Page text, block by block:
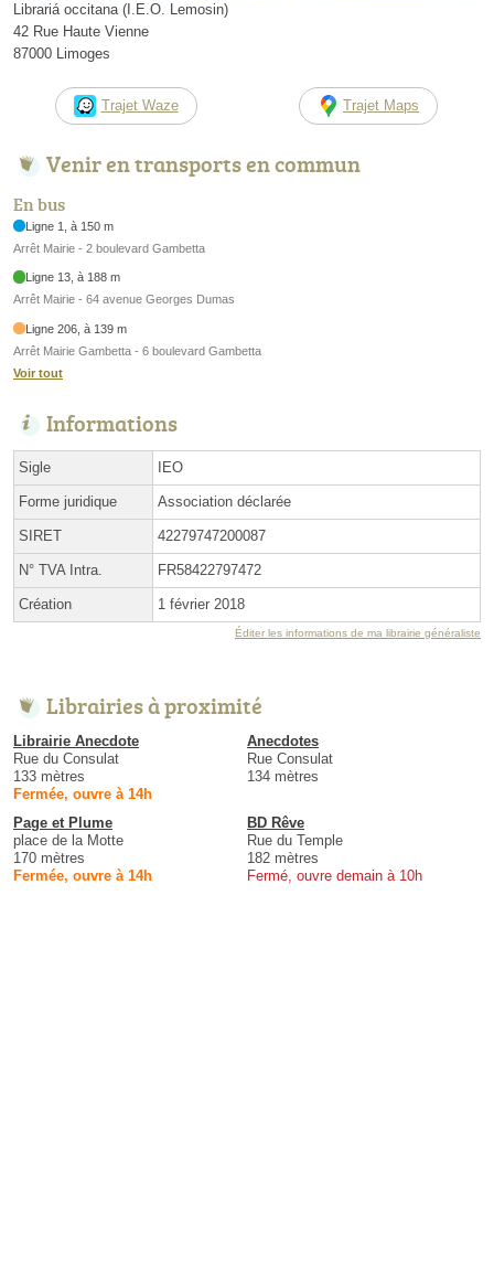
Librariá occitana (I.E.O. Lemosin)
42 Rue Haute Vienne
87000 Limoges
Trajet Waze Trajet Maps
Venir en transports en commun
En bus
Ligne 1, à 150 m
Arrêt Mairie - 2 boulevard Gambetta
Ligne 13, à 188 m
Arrêt Mairie - 64 avenue Georges Dumas
Ligne 206, à 139 m
Arrêt Mairie Gambetta - 6 boulevard Gambetta
Voir tout
Informations
Sigle IEO
Forme juridique Association déclarée
SIRET 42279747200087
N° TVA Intra. FR58422797472
Création 1 février 2018
Éditer les informations de ma librairie généraliste
Librairies à proximité
Librairie Anecdote
Rue du Consulat
133 mètres
Fermée, ouvre à 14h
Anecdotes
Rue Consulat
134 mètres
Page et Plume
place de la Motte
170 mètres
Fermée, ouvre à 14h
BD Rêve
Rue du Temple
182 mètres
Fermé, ouvre demain à 10h